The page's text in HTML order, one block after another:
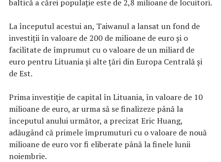
baltică a cărei populaţie este de 2,8 milioane de locuitori.
La începutul acestui an, Taiwanul a lansat un fond de
investiţii în valoare de 200 de milioane de euro şi o
facilitate de împrumut cu o valoare de un miliard de
euro pentru Lituania şi alte ţări din Europa Centrală şi
de Est.
Prima investiţie de capital în Lituania, în valoare de 10
milioane de euro, ar urma să se finalizeze până la
începutul anului următor, a precizat Eric Huang,
adăugând că primele împrumuturi cu o valoare de nouă
milioane de euro vor fi eliberate până la finele lunii
noiembrie.